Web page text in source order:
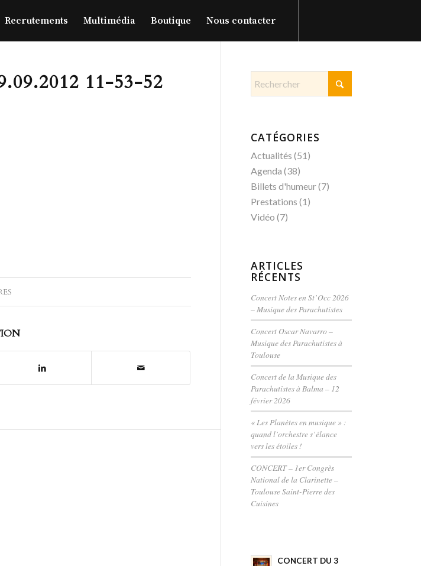
Recrutements Multimédia Boutique Nous contacter
11-53-52
CATÉGORIES
Actualités (51)
Agenda (38)
Billets d'humeur(7)
Prestations (1)
Vidéo (7)
ARTICLES
RÉCENTS
Concert Notes en St’Occ 2026
– Musique des Parachutistes
Concert Oscar Navarro –
Musique des Parachutistes à
Toulouse
Concert de la Musique des
Parachutistes à Balma – 12
février 2026
« Les Planètes en musique » :
quand l’orchestre s’élance
vers les étoiles !
CONCERT – 1er Congrès
National de la Clarinette –
Toulouse Saint-Pierre des
Cuisines
CONCERT DU 3